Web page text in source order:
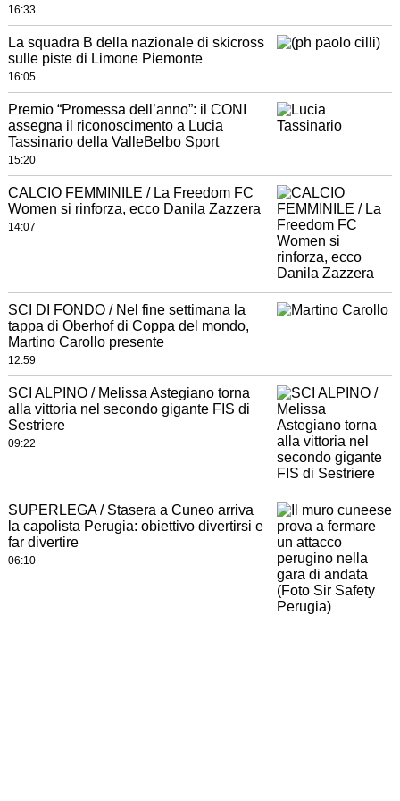
16:33
La squadra B della nazionale di skicross
sulle piste di Limone Piemonte
16:05
Premio “Promessa dell’anno”: il CONI
assegna il riconoscimento a Lucia
Tassinario della ValleBelbo Sport
15:20
CALCIO FEMMINILE / La Freedom FC
Women si rinforza, ecco Danila Zazzera
14:07
SCI DI FONDO / Nel fine settimana la
tappa di Oberhof di Coppa del mondo,
Martino Carollo presente
12:59
SCI ALPINO / Melissa Astegiano torna
alla vittoria nel secondo gigante FIS di
Sestriere
09:22
SUPERLEGA / Stasera a Cuneo arriva
la capolista Perugia: obiettivo divertirsi e
far divertire
06:10